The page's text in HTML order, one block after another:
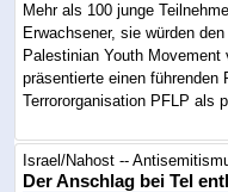
Mehr als 100 junge
Erwachsener, sie würden
Palestinian Youth
präsentierte einen führenden
Terrororganisation PFLP als
Israel/Nahost --
Der Anschlag bei Tel